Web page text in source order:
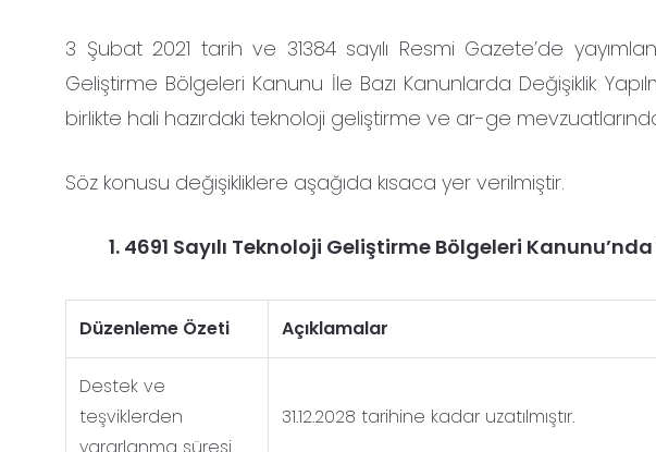
3 Şubat 2021 tarih ve 31384 sayılı Resmi Gazete’de
Geliştirme Bölgeleri Kanunu İle Bazı Kanunlarda Değişiklik
birlikte hali hazırdaki teknoloji geliştirme ve ar-ge mevzuatlarında
Söz konusu değişikliklere aşağıda kısaca yer verilmiştir.
1. 4691 Sayılı Teknoloji Geliştirme Bölgeleri
Düzenleme Özeti Açıklamalar
Destek ve
teşviklerden
31.12.2028 tarihine kadar uzatılmıştır.